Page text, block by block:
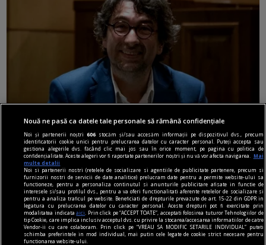
axa dus-întors
Avram Iancu – 200
Și totuși, posteritatea lui este impresionantă și
oricine mai simte românește nu poate să nu
simtă o înaltă emoție gîndindu-se la el.
Sever VOINESCU
Nouă ne pasă ca datele tale personale să rămână confidențiale
Noi și partenerii noștri606 stocăm și/sau accesăm informații pe dispozitivul dvs., precum
identificatorii cookie unici pentru prelucrarea datelor cu caracter personal. Puteți accepta sau
gestiona alegerile dvs. făcând clic mai jos sau în orice moment, pe pagina cu politica de
confidențialitate. Aceste alegeri vor fi raportate partenerilor noștri și nu vă vor afecta navigarea.
Mai
multe detalii
Noi si partenerii nostri (retelele de socializare si agentiile de publicitate partenere, precum si
furnizorii nostri de servicii de date analitice) prelucram date pentru a permite website-ului sa
functioneze, pentru a personaliza continutul si anunturile publicitare afisate in functie de
interesele si/sau profilul dvs., pentru a va oferi functionalitati aferente retelelor de socializare si
pentru a analiza traficul pe website. Beneficiati de drepturile prevazute de art. 15-22 din GDPR in
legatura cu prelucrarea datelor cu caracter personal. Aceste drepturi pot fi exercitate prin
modalitatea indicataaici
. Prin click pe “ACCEPT TOATE”, acceptati folosirea tuturor Tehnologiilor de
tip Cookie, care implica inclusiv acceptul dvs. cu privire la stocarea/accesarea informatiilor de catre
Vendor-ii cu care colaboram. Prin click pe “VREAU SA MODIFIC SETARILE INDIVIDUAL” puteti
schimba preferintele in mod individual, mai putin cele legate de cookie strict necesare pentru
functionarea website-ului.